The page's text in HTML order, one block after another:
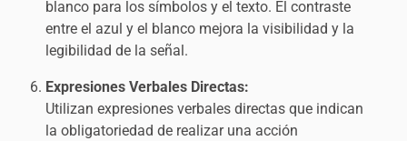
blanco para los símbolos y el texto. El contraste
entre el azul y el blanco mejora la visibilidad y la
legibilidad de la señal.
Expresiones Verbales Directas:
Utilizan expresiones verbales directas que indican
la obligatoriedad de realizar una acción